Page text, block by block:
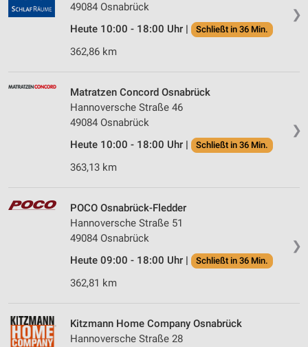
❯
49084 Osnabrück
Heute 10:00 - 18:00 Uhr |
Schließt in 36 Min.
362,86 km
❯
Matratzen Concord Osnabrück
Hannoversche Straße 46
49084 Osnabrück
Heute 10:00 - 18:00 Uhr |
Schließt in 36 Min.
363,13 km
❯
POCO Osnabrück-Fledder
Hannoversche Straße 51
49084 Osnabrück
Heute 09:00 - 18:00 Uhr |
Schließt in 36 Min.
362,81 km
Kitzmann Home Company Osnabrück
Hannoversche Straße 28